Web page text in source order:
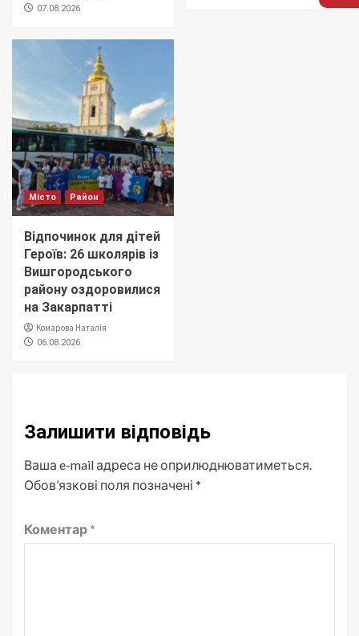
07.08.2026
Місто Район
Відпочинок для дітей
Героїв: 26 школярів із
Вишгородського
району оздоровилися
на Закарпатті
Комарова Наталія
06.08.2026
Залишити відповідь
Ваша e-mail адреса не оприлюднюватиметься.
Обов’язкові поля позначені *
Коментар *